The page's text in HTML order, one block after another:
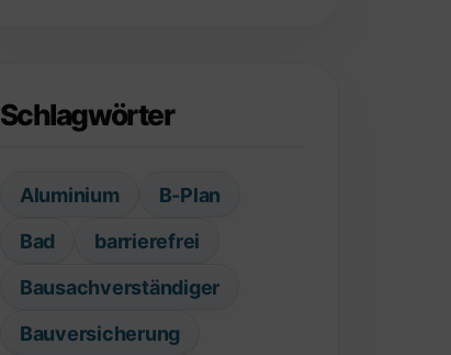
Schlagwörter
Aluminium
B-Plan
Bad
barrierefrei
Bausachverständiger
Bauversicherung